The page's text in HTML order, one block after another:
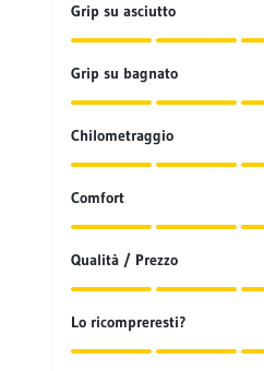
Grip su asciutto
Grip su bagnato
Chilometraggio
Comfort
Qualità / Prezzo
Lo ricompreresti?